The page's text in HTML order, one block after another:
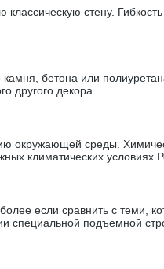
стену.
бетона или
другого декора.
окружающей среды.
климатических условиях
если сравнить с теми,
специальной подъемной